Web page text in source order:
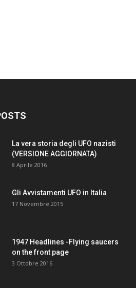
La vera storia degli UFO nazisti
(VERSIONE AGGIORNATA)
8 Aprile 2016
Gli Avvistamenti UFO in Italia
17 Novembre 2015
1947 Headlines -Flying saucers
on the front page
3 Ottobre 2016